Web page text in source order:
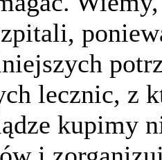
lecznic, z
kupimy